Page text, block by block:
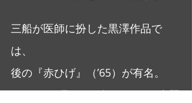
三船が医師に扮した黒澤作品で
は、
後の『赤ひげ』（’65）が有名。
”ア”の項で取りあげているので参照